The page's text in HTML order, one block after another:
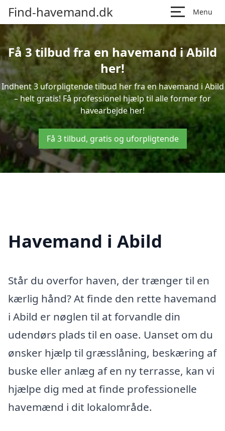
Find-havemand.dk Menu
Få 3 tilbud fra en havemand i Abild
her!
Indhent 3 uforpligtende tilbud her fra en havemand i Abild
– helt gratis! Få professionel hjælp til alle former for
havearbejde her!
Få 3 tilbud, gratis og uforpligtende
Havemand i Abild
Står du overfor haven, der trænger til en
kærlig hånd? At finde den rette havemand
i Abild er nøglen til at forvandle din
udendørs plads til en oase. Uanset om du
ønsker hjælp til græsslåning, beskæring af
buske eller anlæg af en ny terrasse, kan vi
hjælpe dig med at finde professionelle
havemænd i dit lokalområde.